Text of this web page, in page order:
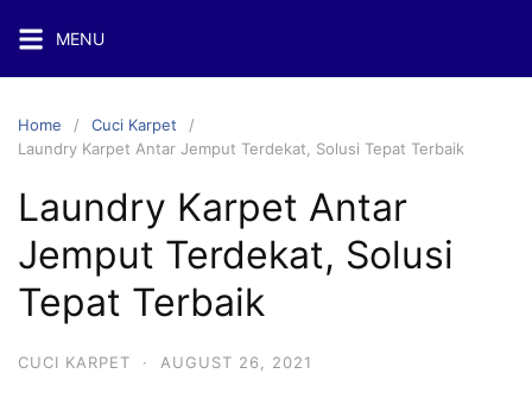
MENU
Home
Cuci Karpet
Laundry Karpet Antar Jemput Terdekat, Solusi Tepat Terbaik
Laundry Karpet Antar
Jemput Terdekat, Solusi
Tepat Terbaik
CUCI KARPET · AUGUST 26, 2021